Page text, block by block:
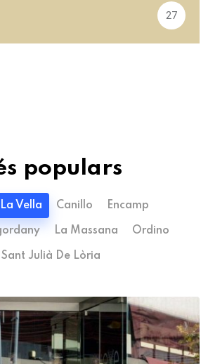
27
populars
Vella Canillo Encamp
La Massana Ordino
Sant Julià De Lòria